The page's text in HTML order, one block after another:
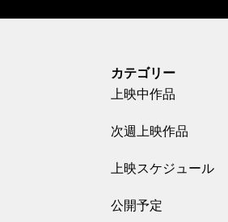
カテゴリー
上映中作品
次週上映作品
上映スケジュール
公開予定